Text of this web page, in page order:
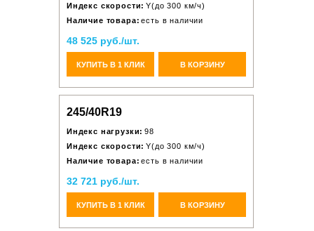
Индекс скорости: Y(до 300 км/ч)
Наличие товара: есть в наличии
48 525 руб./шт.
КУПИТЬ В 1 КЛИК В КОРЗИНУ
245/40R19
Индекс нагрузки: 98
Индекс скорости: Y(до 300 км/ч)
Наличие товара: есть в наличии
32 721 руб./шт.
КУПИТЬ В 1 КЛИК В КОРЗИНУ